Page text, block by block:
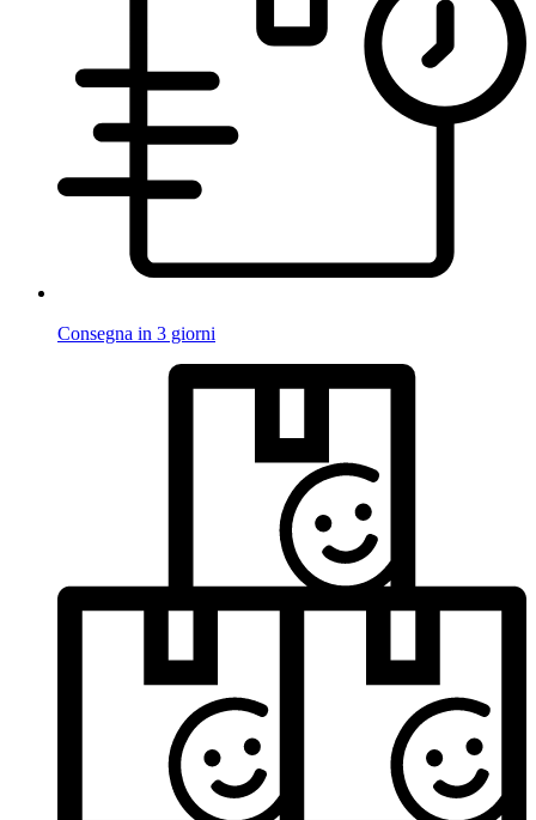
Consegna in 3 giorni